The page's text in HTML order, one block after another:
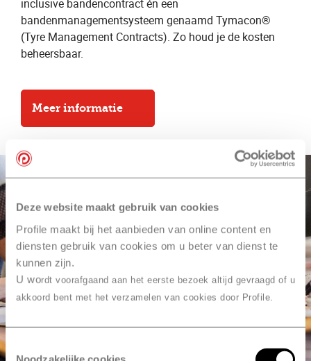
Deze website maakt gebruik van cookies
Profile maakt bij het aanbieden van online content en
diensten gebruik van cookies om u beter van dienst te
kunnen zijn.
U wordt voorafgaand aan het eerste bezoek altijd gevraagd of u
akkoord bent met het verzamelen van cookies door Profile.
Toestemmingsselectie
inclusive bandencontract én een
bandenmanagementsysteem genaamd Tymacon®
(Tyre Management Contracts). Zo houd je de kosten
beheersbaar.
Meer informatie